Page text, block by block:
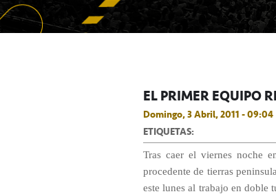
EL PRIMER EQUIPO
Domingo, 3 Abril, 2011 - 09:04
ETIQUETAS:
Tras caer el viernes noche
procedente de tierras
este lunes al trabajo en doble